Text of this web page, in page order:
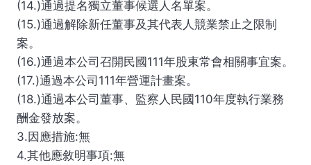
(14.)通過提名獨立董事候選人名單案。
(15.)通過解除新任董事及其代表人競業禁止之限制
案。
(16.)通過本公司召開民國111年股東常會相關事宜案。
(17.)通過本公司111年營運計畫案。
(18.)通過本公司董事、監察人民國110年度執行業務
酬金發放案。
3.因應措施:無
4.其他應敘明事項:無